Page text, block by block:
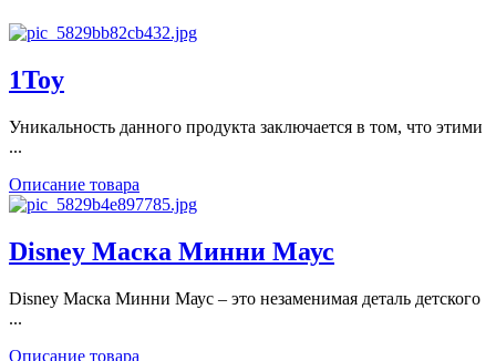
1Toy
Уникальность данного продукта заключается в том, что этими
...
Описание товара
Disney Маска Минни Маус
Disney Маска Минни Маус – это незаменимая деталь детского
...
Описание товара